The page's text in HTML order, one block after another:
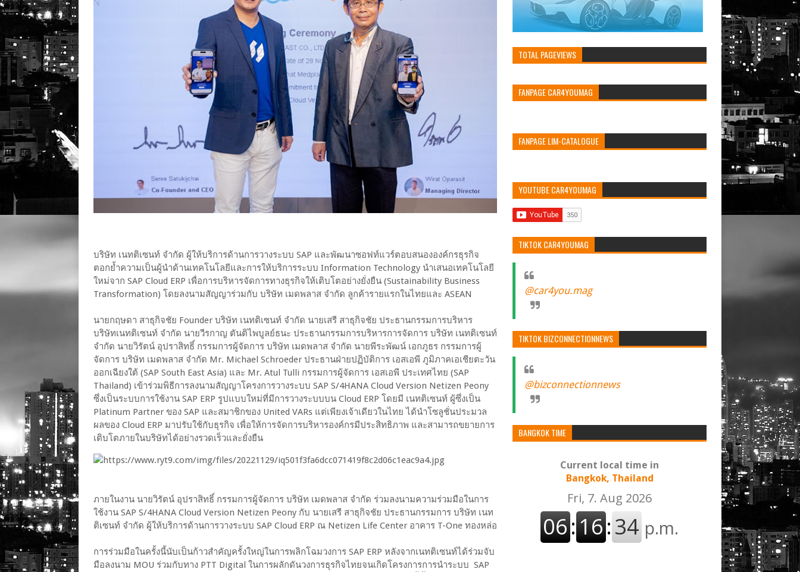
บริษัท เนทติเซนท์ จำกัด ผู้ให้บริการด้านการวางระบบ SAP และพัฒนาซอฟท์แวร์ตอบสนององค์กรธุรกิจ
ตอกย้ำความเป็นผู้นำด้านเทคโนโลยีและการให้บริการระบบ Information Technology นำเสนอเทคโนโลยี
ใหม่จาก SAP Cloud ERP เพื่อการบริหารจัดการทางธุรกิจให้เติบโตอย่างยั่งยืน (Sustainability Business
Transformation) โดยลงนามสัญญาร่วมกับ บริษัท เมดพลาส จำกัด ลูกค้ารายแรกในไทยและ ASEAN
นายกฤษดา สาธุกิจชัย Founder บริษัท เนทติเซนท์ จำกัด นายเสรี สาธุกิจชัย ประธานกรรมการบริหาร
บริษัทเนทติเซนท์ จำกัด นายวีรกาญ ตันติไพบูลย์ธนะ ประธานกรรมการบริหารการจัดการ บริษัท เนทติเซนท์
จำกัด นายวิรัตน์ อุปราสิทธิ์ กรรมการผู้จัดการ บริษัท เมดพลาส จำกัด นายพีระพัฒน์ เอกภูธร กรรมการผู้
จัดการ บริษัท เมดพลาส จำกัด Mr. Michael Schroeder ประธานฝ่ายปฏิบัติการ เอสเอพี ภูมิภาคเอเชียตะวัน
ออกเฉียงใต้ (SAP South East Asia) และ Mr. Atul Tulli กรรมการผู้จัดการ เอสเอพี ประเทศไทย (SAP
Thailand) เข้าร่วมพิธีการลงนามสัญญาโครงการวางระบบ SAP S/4HANA Cloud Version Netizen Peony
ซึ่งเป็นระบบการใช้งาน SAP ERP รูปแบบใหม่ที่มีการวางระบบบน Cloud ERP โดยมี เนทติเซนท์ ผู้ซึ่งเป็น
Platinum Partner ของ SAP และสมาชิกของ United VARs แต่เพียงเจ้าเดียวในไทย ได้นำโซลูชั่นประมวล
ผลของ Cloud ERP มาปรับใช้กับธุรกิจ เพื่อให้การจัดการบริหารองค์กรมีประสิทธิภาพ และสามารถขยายการ
เติบโตภายในบริษัทได้อย่างรวดเร็วและยั่งยืน
ภายในงาน นายวิรัตน์ อุปราสิทธิ์ กรรมการผู้จัดการ บริษัท เมดพลาส จำกัด ร่วมลงนามความร่วมมือในการ
ใช้งาน SAP S/4HANA Cloud Version Netizen Peony กับ นายเสรี สาธุกิจชัย ประธานกรรมการ บริษัท เนท
ติเซนท์ จำกัด ผู้ให้บริการด้านการวางระบบ SAP Cloud ERP ณ Netizen Life Center อาคาร T-One ทองหล่อ
การร่วมมือในครั้งนี้นับเป็นก้าวสำคัญครั้งใหญ่ในการพลิกโฉมวงการ SAP ERP หลังจากเนทติเซนท์ได้ร่วมจับ
มือลงนาม MOU ร่วมกับทาง PTT Digital ในการผลักดันวงการธุรกิจไทยจนเกิดโครงการการนำระบบ SAP
TOTAL PAGEVIEWS
FANPAGE CAR4YOUMAG
FANPAGE LIM-CATALOGUE
YOUTUBE CAR4YOUMAG
TIKTOK CAR4YOUMAG
@car4you.mag
TIKTOK BIZCONNECTIONNEWS
@bizconnectionnews
BANGKOK TIME
Current local time in
Bangkok, Thailand